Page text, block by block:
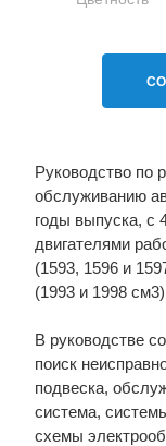
Руководство по
обслуживанию
годы выпуска, с
двигателями
(1593, 1596 и
(1993 и 1998
В руководстве
поиск
подвеска,
система,
схемы